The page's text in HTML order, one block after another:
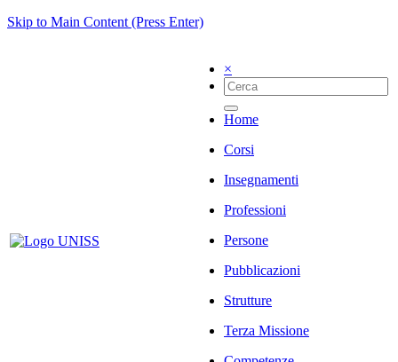
Skip to Main Content (Press Enter)
×
Home
Corsi
Insegnamenti
Professioni
Persone
Pubblicazioni
Strutture
Terza Missione